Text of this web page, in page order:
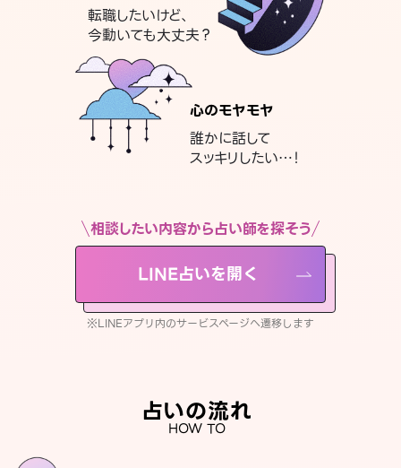
転職したいけど、
今動いても大丈夫？
心のモヤモヤ
誰かに話して
スッキリしたい…！
相談したい内容から占い師を探そう
LINE占いを開く
※LINEアプリ内のサービスページへ遷移します
占いの流れ
HOW TO